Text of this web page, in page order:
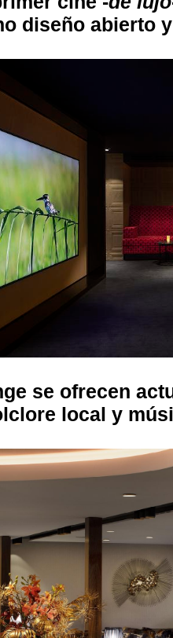
diseño abierto
se ofrecen
local y